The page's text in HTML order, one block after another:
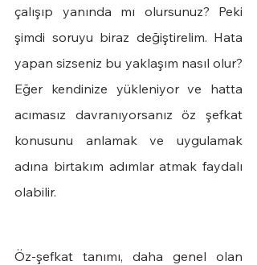
çalışıp yanında mı olursunuz? Peki
şimdi soruyu biraz değiştirelim. Hata
yapan sizseniz bu yaklaşım nasıl olur?
Eğer kendinize yükleniyor ve hatta
acımasız davranıyorsanız öz şefkat
konusunu anlamak ve uygulamak
adına birtakım adımlar atmak faydalı
olabilir.
Öz-şefkat tanımı, daha genel olan